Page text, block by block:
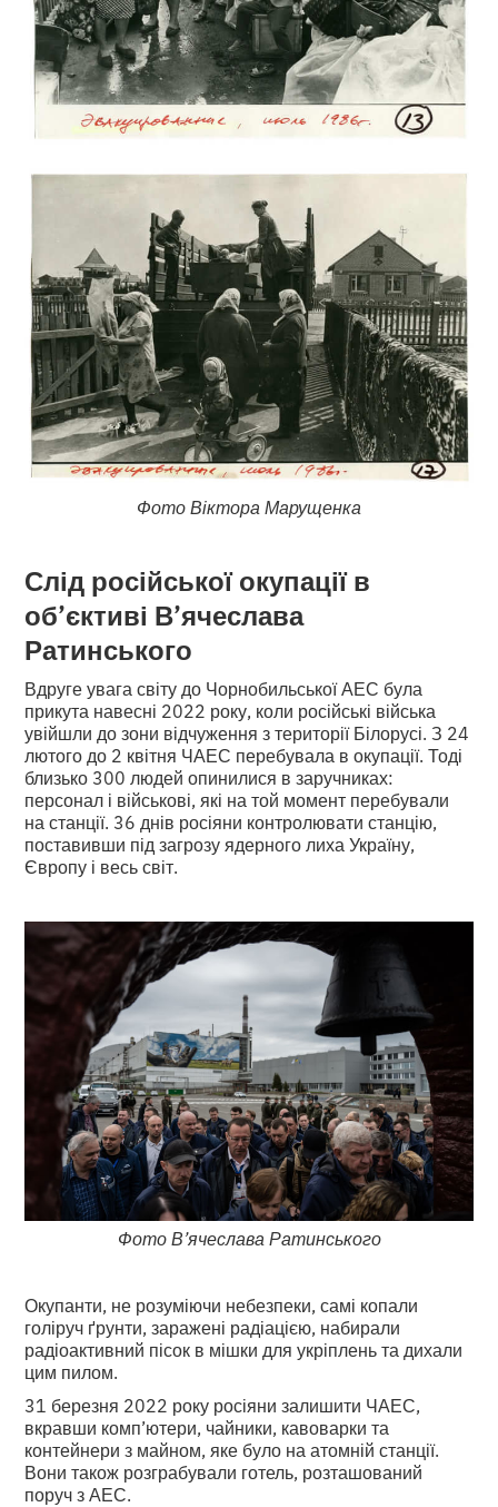
Фото Віктора Марущенка
Слід російської окупації в
об’єктиві В’ячеслава
Ратинського
Вдруге увага світу до Чорнобильської АЕС була
прикута навесні 2022 року, коли російські війська
увійшли до зони відчуження з території Білорусі. З 24
лютого до 2 квітня ЧАЕС перебувала в окупації. Тоді
близько 300 людей опинилися в заручниках:
персонал і військові, які на той момент перебували
на станції. 36 днів росіяни контролювати станцію,
поставивши під загрозу ядерного лиха Україну,
Європу і весь світ.
Фото В’ячеслава Ратинського
Окупанти, не розуміючи небезпеки, самі копали
голіруч ґрунти, заражені радіацією, набирали
радіоактивний пісок в мішки для укріплень та дихали
цим пилом.
31 березня 2022 року росіяни залишити ЧАЕС,
вкравши комп’ютери, чайники, кавоварки та
контейнери з майном, яке було на атомній станції.
Вони також розграбували готель, розташований
поруч з АЕС.